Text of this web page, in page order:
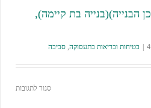
בת קיימה),
בטיחות ובריאות בתעסוקה,סביבה
סגור לתגובות